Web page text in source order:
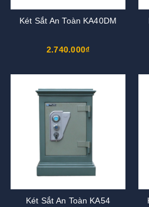
Két Sắt An Toàn KA40DM
2.740.000₫
Két Sắt An Toàn KA54